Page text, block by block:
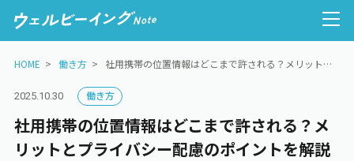
人的資本経営
HOME 働き方 社用携帯の位置情報はどこまで許される？メリットとプライバシー配慮のポイントを解説
2025.10.30 働き方
社用携帯の位置情報はどこまで許される？メ
リットとプライバシー配慮のポイントを解説